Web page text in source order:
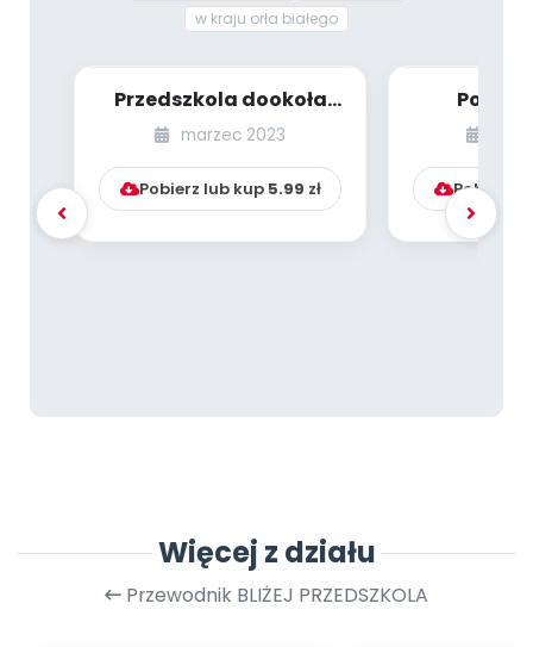
w kraju orła białego
Przedszkola dookoła
świata – Włochy
marzec 2023
Pobierz lub kup 5.99 zł
Poznaj
dzieci
Pobierz
Więcej z działu
Przewodnik BLIŻEJ PRZEDSZKOLA